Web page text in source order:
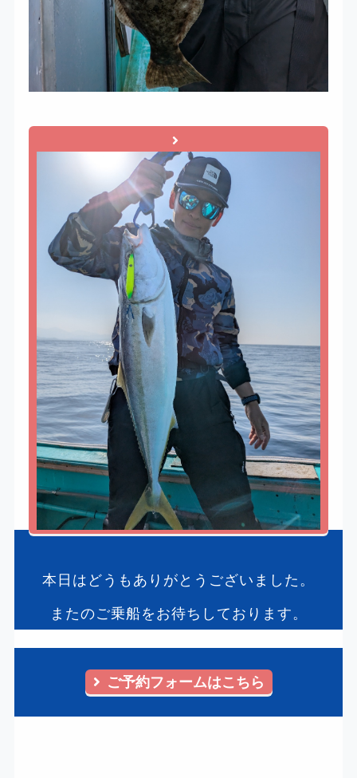
本日はどうもありがとうございました。
またのご乗船をお待ちしております。
ご予約フォームはこちら